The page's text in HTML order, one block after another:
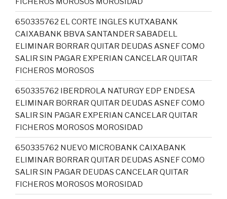
650335762 EL CORTE INGLES KUTXABANK
CAIXABANK BBVA SANTANDER SABADELL
ELIMINAR BORRAR QUITAR DEUDAS ASNEF COMO
SALIR SIN PAGAR EXPERIAN CANCELAR QUITAR
FICHEROS MOROSOS
650335762 IBERDROLA NATURGY EDP ENDESA
ELIMINAR BORRAR QUITAR DEUDAS ASNEF COMO
SALIR SIN PAGAR EXPERIAN CANCELAR QUITAR
FICHEROS MOROSOS MOROSIDAD
650335762 NUEVO MICROBANK CAIXABANK
ELIMINAR BORRAR QUITAR DEUDAS ASNEF COMO
SALIR SIN PAGAR DEUDAS CANCELAR QUITAR
FICHEROS MOROSOS MOROSIDAD